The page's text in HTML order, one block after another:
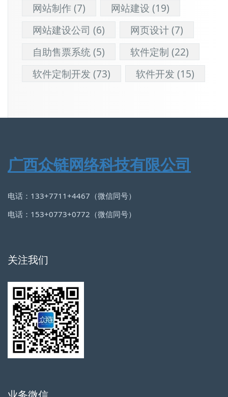
网站制作(7) 网站建设 (19)
网站建设公司 (6) 网页设计(7)
自助售票系统(5) 软件定制 (22)
软件定制开发 (73) 软件开发 (15)
广西众链网络科技有限公司
电话：133+7711+4467（微信同号）
电话：153+0773+0772（微信同号）
关注我们